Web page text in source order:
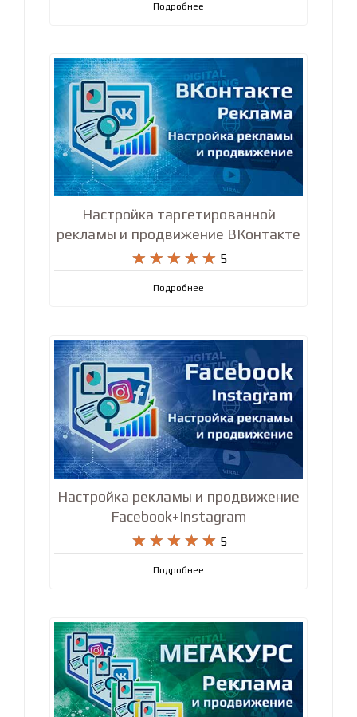
Подробнее
Настройка таргетированной
рекламы и продвижение ВКонтакте
    
     5
Подробнее
Настройка рекламы и продвижение
Facebook+Instagram
    
     5
Подробнее